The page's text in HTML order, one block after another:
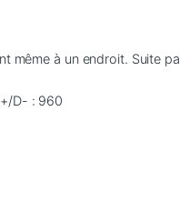
même à un endroit. Suite
D- : 960